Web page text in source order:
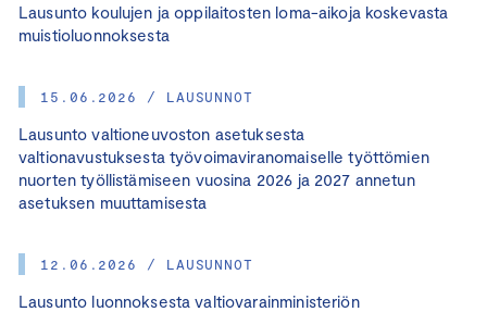
Lausunto koulujen ja oppilaitosten loma-aikoja koskevasta
muistioluonnoksesta
15.06.2026 / LAUSUNNOT
Lausunto valtioneuvoston asetuksesta
valtionavustuksesta työvoimaviranomaiselle työttömien
nuorten työllistämiseen vuosina 2026 ja 2027 annetun
asetuksen muuttamisesta
12.06.2026 / LAUSUNNOT
Lausunto luonnoksesta valtiovarainministeriön